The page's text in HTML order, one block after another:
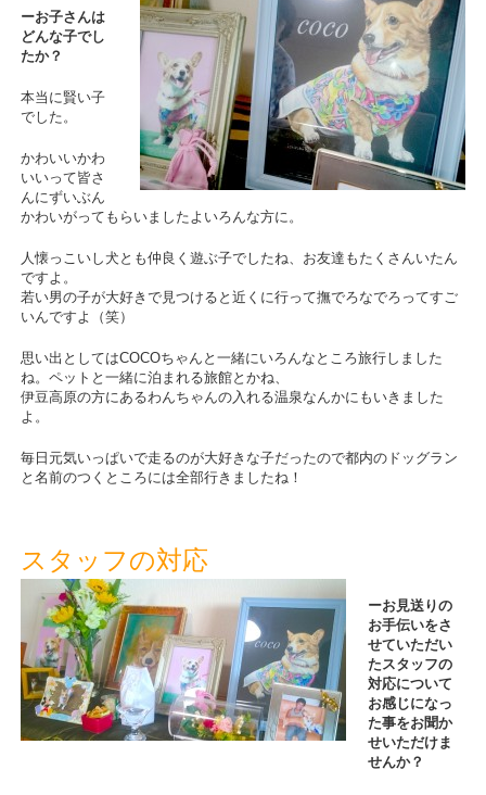
ーお子さんは
どんな子でし
たか？
本当に賢い子
でした。
かわいいかわ
いいって皆さ
んにずいぶん
かわいがってもらいましたよいろんな方に。
人懐っこいし犬とも仲良く遊ぶ子でしたね、お友達もたくさんいたん
ですよ。
若い男の子が大好きで見つけると近くに行って撫でろなでろってすご
いんですよ（笑）
思い出としてはCOCOちゃんと一緒にいろんなところ旅行しました
ね。ペットと一緒に泊まれる旅館とかね、
伊豆高原の方にあるわんちゃんの入れる温泉なんかにもいきました
よ。
毎日元気いっぱいで走るのが大好きな子だったので都内のドッグラン
と名前のつくところには全部行きましたね！
スタッフの対応
ーお見送りの
お手伝いをさ
せていただい
たスタッフの
対応について
お感じになっ
た事をお聞か
せいただけま
せんか？